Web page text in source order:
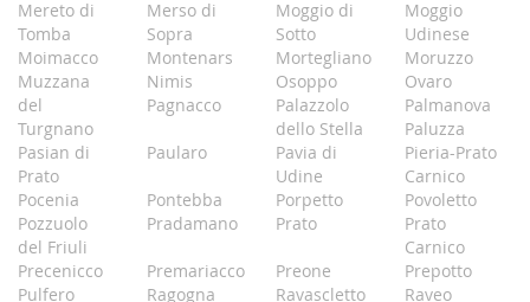
Mereto di
Tomba
Merso di
Sopra
Moggio di
Sotto
Moggio
Udinese
Moimacco
Montenars Mortegliano
Moruzzo
Muzzana
del
Turgnano
Nimis Osoppo
Ovaro
Pagnacco
Palazzolo
dello Stella
Palmanova
Paluzza
Pasian di
Prato
Paularo
Pavia di
Udine
Pieria-Prato
Carnico
Pocenia
Pontebba Porpetto
Povoletto
Pozzuolo
del Friuli
Pradamano Prato
Prato
Carnico
Precenicco
Premariacco Preone
Prepotto
Pulfero
Ragogna Ravascletto
Raveo